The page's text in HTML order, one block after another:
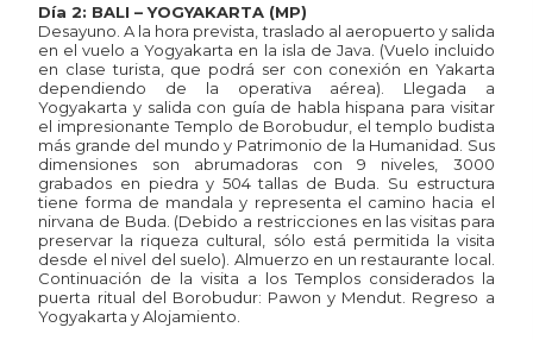
Día 2: BALI – YOGYAKARTA (MP)
Desayuno. A la hora prevista, traslado al aeropuerto y salida
en el vuelo a Yogyakarta en la isla de Java. (Vuelo incluido
en clase turista, que podrá ser con conexión en Yakarta
dependiendo de la operativa aérea). Llegada a
Yogyakarta y salida con guía de habla hispana para visitar
el impresionante Templo de Borobudur, el templo budista
más grande del mundo y Patrimonio de la Humanidad. Sus
dimensiones son abrumadoras con 9 niveles, 3000
grabados en piedra y 504 tallas de Buda. Su estructura
tiene forma de mandala y representa el camino hacia el
nirvana de Buda. (Debido a restricciones en las visitas para
preservar la riqueza cultural, sólo está permitida la visita
desde el nivel del suelo). Almuerzo en un restaurante local.
Continuación de la visita a los Templos considerados la
puerta ritual del Borobudur: Pawon y Mendut. Regreso a
Yogyakarta y Alojamiento.